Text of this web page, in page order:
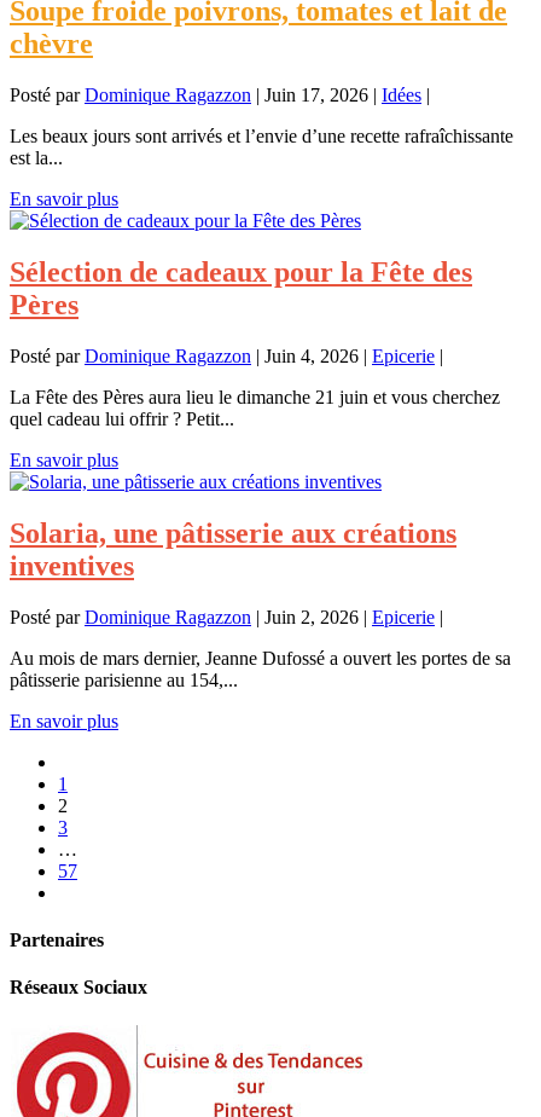
Soupe froide poivrons, tomates et lait de
chèvre
Posté parDominique Ragazzon | Juin 17, 2026 | Idées |
Les beaux jours sont arrivés et l’envie d’une recette rafraîchissante
est la...
En savoir plus
Sélection de cadeaux pour la Fête des
Pères
Posté parDominique Ragazzon | Juin 4, 2026 | Epicerie |
La Fête des Pères aura lieu le dimanche 21 juin et vous cherchez
quel cadeau lui offrir ? Petit...
En savoir plus
Solaria, une pâtisserie aux créations
inventives
Posté parDominique Ragazzon | Juin 2, 2026 | Epicerie |
Au mois de mars dernier, Jeanne Dufossé a ouvert les portes de sa
pâtisserie parisienne au 154,...
En savoir plus
1
2
3
…
57
Partenaires
Réseaux Sociaux